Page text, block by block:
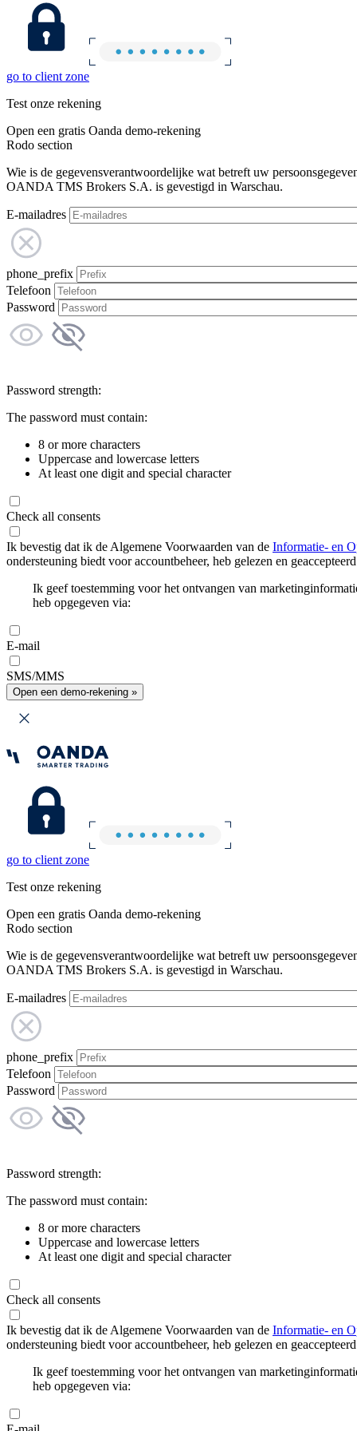
go to client zone
Test onze rekening
Open een gratis Oanda demo-rekening
Rodo section
Wie is de gegevensverantwoordelijke wat betreft uw
OANDA TMS Brokers S.A. is gevestigd in Warschau.
E-mailadres
phone_prefix
Telefoon
Password
Password strength:
The password must contain:
8 or more characters
Uppercase and lowercase letters
At least one digit and special character
Check all consents
Ik bevestig dat ik de Algemene Voorwaarden van de Informatie- en
ondersteuning biedt voor accountbeheer, heb gelezen en
Ik geef toestemming voor het ontvangen van
heb opgegeven via:
E-mail
SMS/MMS
Open een demo-rekening »
go to client zone
Test onze rekening
Open een gratis Oanda demo-rekening
Rodo section
Wie is de gegevensverantwoordelijke wat betreft uw
OANDA TMS Brokers S.A. is gevestigd in Warschau.
E-mailadres
phone_prefix
Telefoon
Password
Password strength:
The password must contain:
8 or more characters
Uppercase and lowercase letters
At least one digit and special character
Check all consents
Ik bevestig dat ik de Algemene Voorwaarden van de Informatie- en
ondersteuning biedt voor accountbeheer, heb gelezen en
Ik geef toestemming voor het ontvangen van
heb opgegeven via: